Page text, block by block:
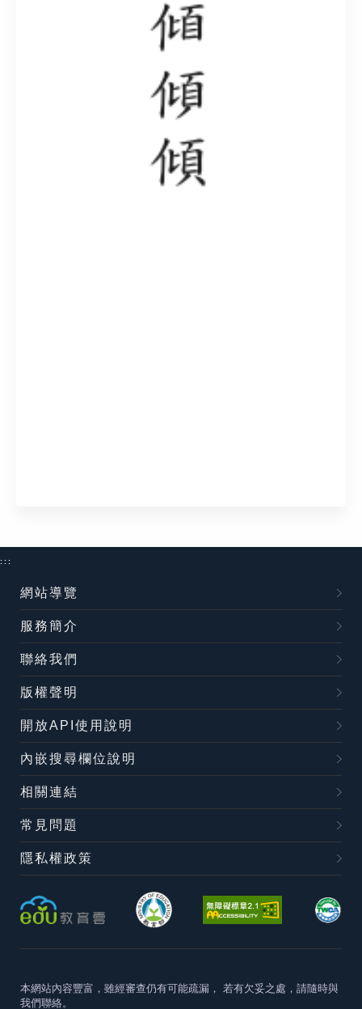
:::
網站導覽
服務簡介
聯絡我們
版權聲明
開放API使用說明
內嵌搜尋欄位說明
相關連結
常見問題
隱私權政策
本網站內容豐富，雖經審查仍有可能疏漏， 若有欠妥之處，請隨時與
我們聯絡。